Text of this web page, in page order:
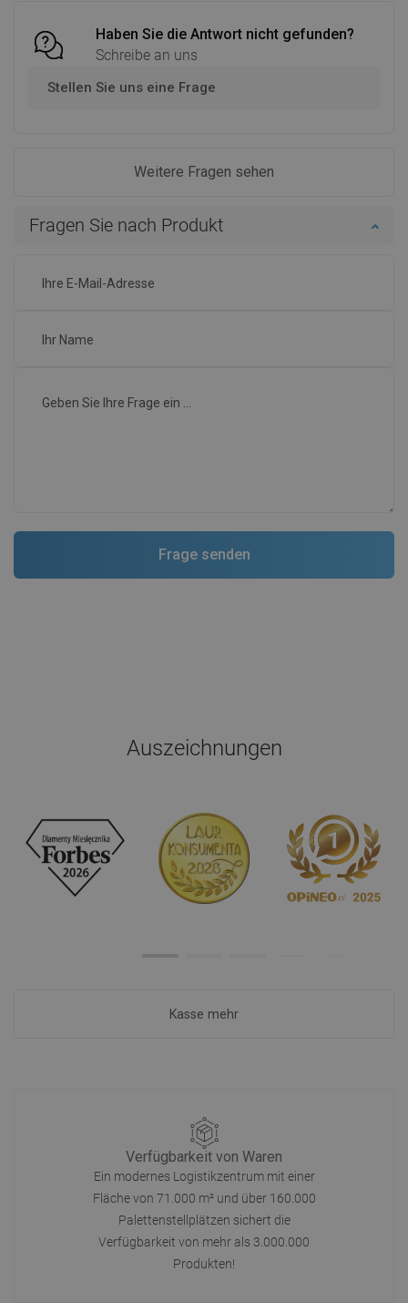
Haben Sie die Antwort nicht gefunden?
Schreibe an uns
Stellen Sie uns eine Frage
Weitere Fragen sehen
Fragen Sie nach Produkt
Auszeichnungen
Kasse mehr
Verfügbarkeit von Waren
Ein modernes Logistikzentrum mit einer
Fläche von 71.000 m² und über 160.000
Palettenstellplätzen sichert die
Verfügbarkeit von mehr als 3.000.000
Produkten!